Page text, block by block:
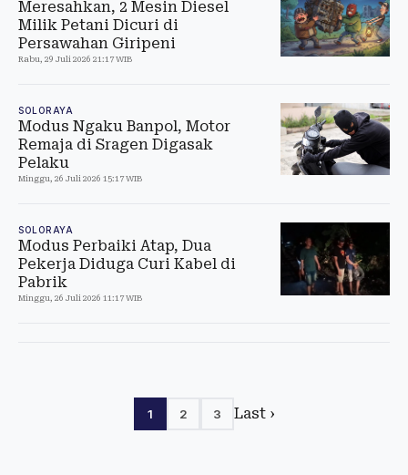
Meresahkan, 2 Mesin Diesel
Milik Petani Dicuri di
Persawahan Giripeni
Rabu, 29 Juli 2026 21:17 WIB
SOLORAYA
Modus Ngaku Banpol, Motor
Remaja di Sragen Digasak
Pelaku
Minggu, 26 Juli 2026 15:17 WIB
SOLORAYA
Modus Perbaiki Atap, Dua
Pekerja Diduga Curi Kabel di
Pabrik
Minggu, 26 Juli 2026 11:17 WIB
1 2 3 Last ›